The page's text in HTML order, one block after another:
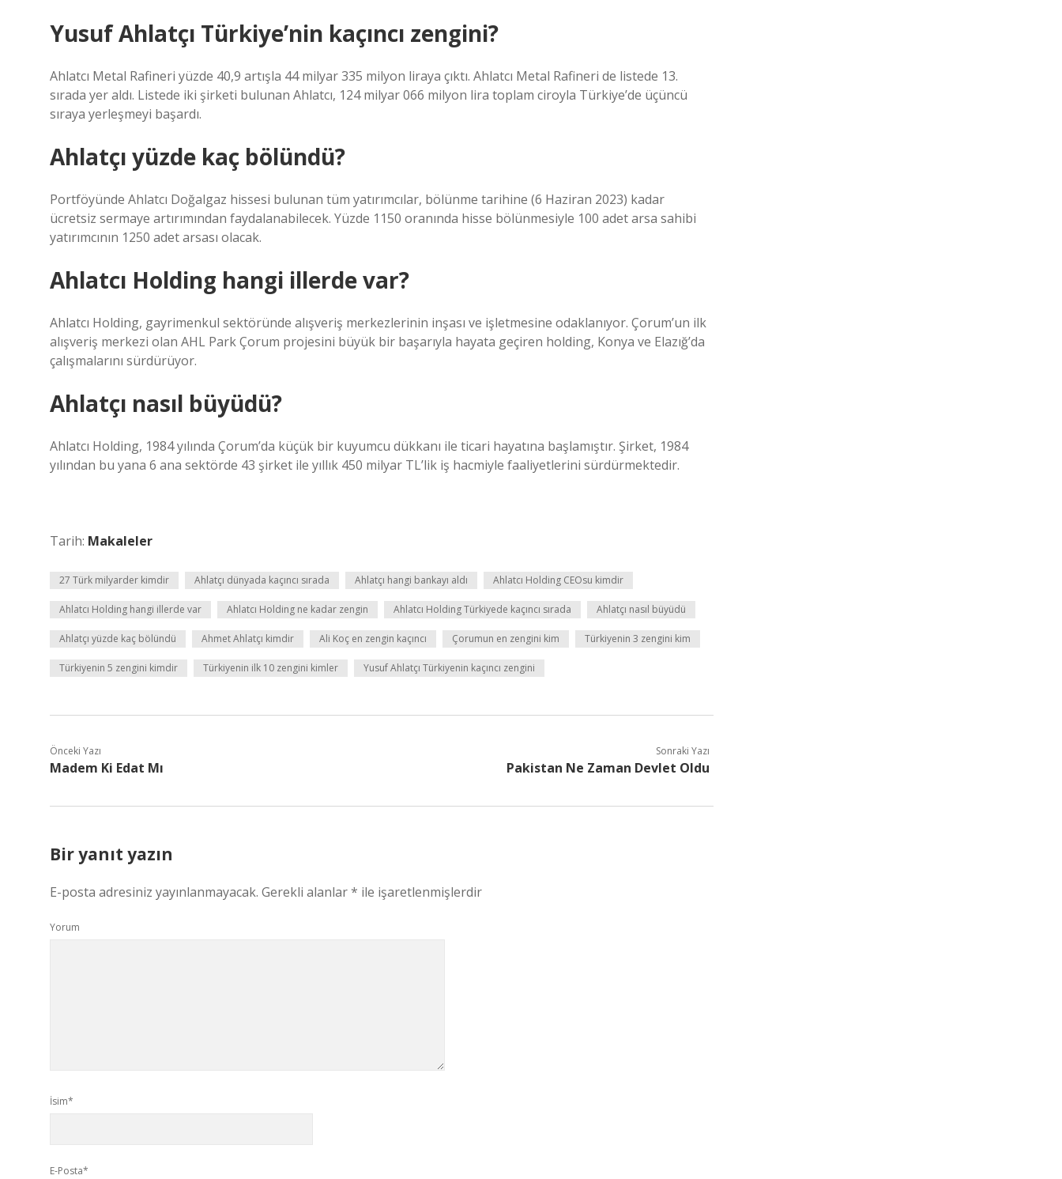
Yusuf Ahlatçı Türkiye’nin kaçıncı zengini?
Ahlatcı Metal Rafineri yüzde 40,9 artışla 44 milyar 335 milyon liraya çıktı. Ahlatcı Metal Rafineri de listede 13.
sırada yer aldı. Listede iki şirketi bulunan Ahlatcı, 124 milyar 066 milyon lira toplam ciroyla Türkiye’de üçüncü
sıraya yerleşmeyi başardı.
Ahlatçı yüzde kaç bölündü?
Portföyünde Ahlatcı Doğalgaz hissesi bulunan tüm yatırımcılar, bölünme tarihine (6 Haziran 2023) kadar
ücretsiz sermaye artırımından faydalanabilecek. Yüzde 1150 oranında hisse bölünmesiyle 100 adet arsa sahibi
yatırımcının 1250 adet arsası olacak.
Ahlatcı Holding hangi illerde var?
Ahlatcı Holding, gayrimenkul sektöründe alışveriş merkezlerinin inşası ve işletmesine odaklanıyor. Çorum’un ilk
alışveriş merkezi olan AHL Park Çorum projesini büyük bir başarıyla hayata geçiren holding, Konya ve Elazığ’da
çalışmalarını sürdürüyor.
Ahlatçı nasıl büyüdü?
Ahlatcı Holding, 1984 yılında Çorum’da küçük bir kuyumcu dükkanı ile ticari hayatına başlamıştır. Şirket, 1984
yılından bu yana 6 ana sektörde 43 şirket ile yıllık 450 milyar TL’lik iş hacmiyle faaliyetlerini sürdürmektedir.
Tarih: Makaleler
27 Türk milyarder kimdir Ahlatçı dünyada kaçıncı sırada Ahlatçı hangi bankayı aldı Ahlatcı Holding CEOsu kimdir
Ahlatcı Holding hangi illerde var Ahlatcı Holding ne kadar zengin Ahlatcı Holding Türkiyede kaçıncı sırada Ahlatçı nasıl büyüdü
Ahlatçı yüzde kaç bölündü Ahmet Ahlatçı kimdir Ali Koç en zengin kaçıncı Çorumun en zengini kim Türkiyenin 3 zengini kim
Türkiyenin 5 zengini kimdir Türkiyenin ilk 10 zengini kimler Yusuf Ahlatçı Türkiyenin kaçıncı zengini
Önceki Yazı
Madem Ki Edat Mı
Sonraki Yazı
Pakistan Ne Zaman Devlet Oldu
Bir yanıt yazın
E-posta adresiniz yayınlanmayacak. Gerekli alanlar* ile işaretlenmişlerdir
Yorum
İsim*
E-Posta*